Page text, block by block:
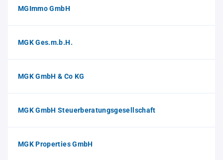
MGImmo GmbH
MGK Ges.m.b.H.
MGK GmbH & Co KG
MGK GmbH Steuerberatungsgesellschaft
MGK Properties GmbH